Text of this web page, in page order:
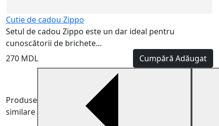
Cutie de cadou Zippo
Setul de cadou Zippo este un dar ideal pentru
cunoscătorii de brichete...
270 MDL
Cumpără Adăugat
Produse
similare